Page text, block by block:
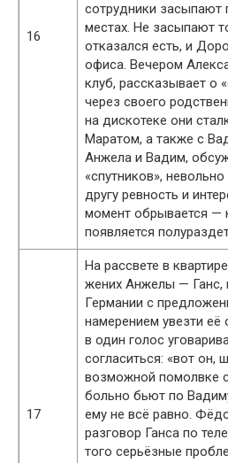
16
сотрудники засыпают
местах. Не засыпают
отказался есть, и
офиса. Вечером
клуб, рассказывает о
через своего
на дискотеке они
Маратом, а также с
Анжела и Вадим,
«спутников»,
другу ревность и
момент обрывается —
появляется
17
На рассвете в
жених Анжелы — Ганс,
Германии с
намерением увезти её
в один голос
согласиться: «вот он,
возможной помолвке
больно бьют по
ему не всё равно.
разговор Ганса по
того серьёзные